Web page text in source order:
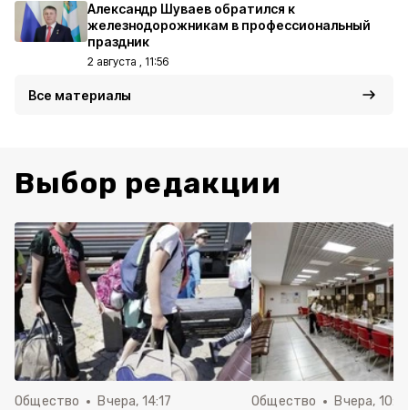
Александр Шуваев обратился к
железнодорожникам в профессиональный
праздник
2 августа , 11:56
Все материалы
Выбор редакции
Общество Вчера, 14:17 Общество Вчера, 10:17